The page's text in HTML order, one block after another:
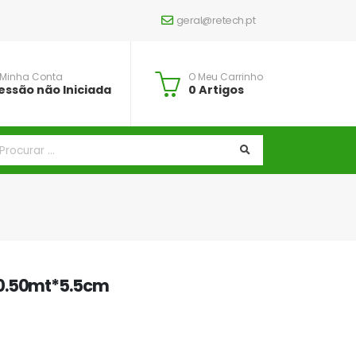
geral@retech.pt
Conta
não Iniciada
O Meu Carrinho
0 Artigos